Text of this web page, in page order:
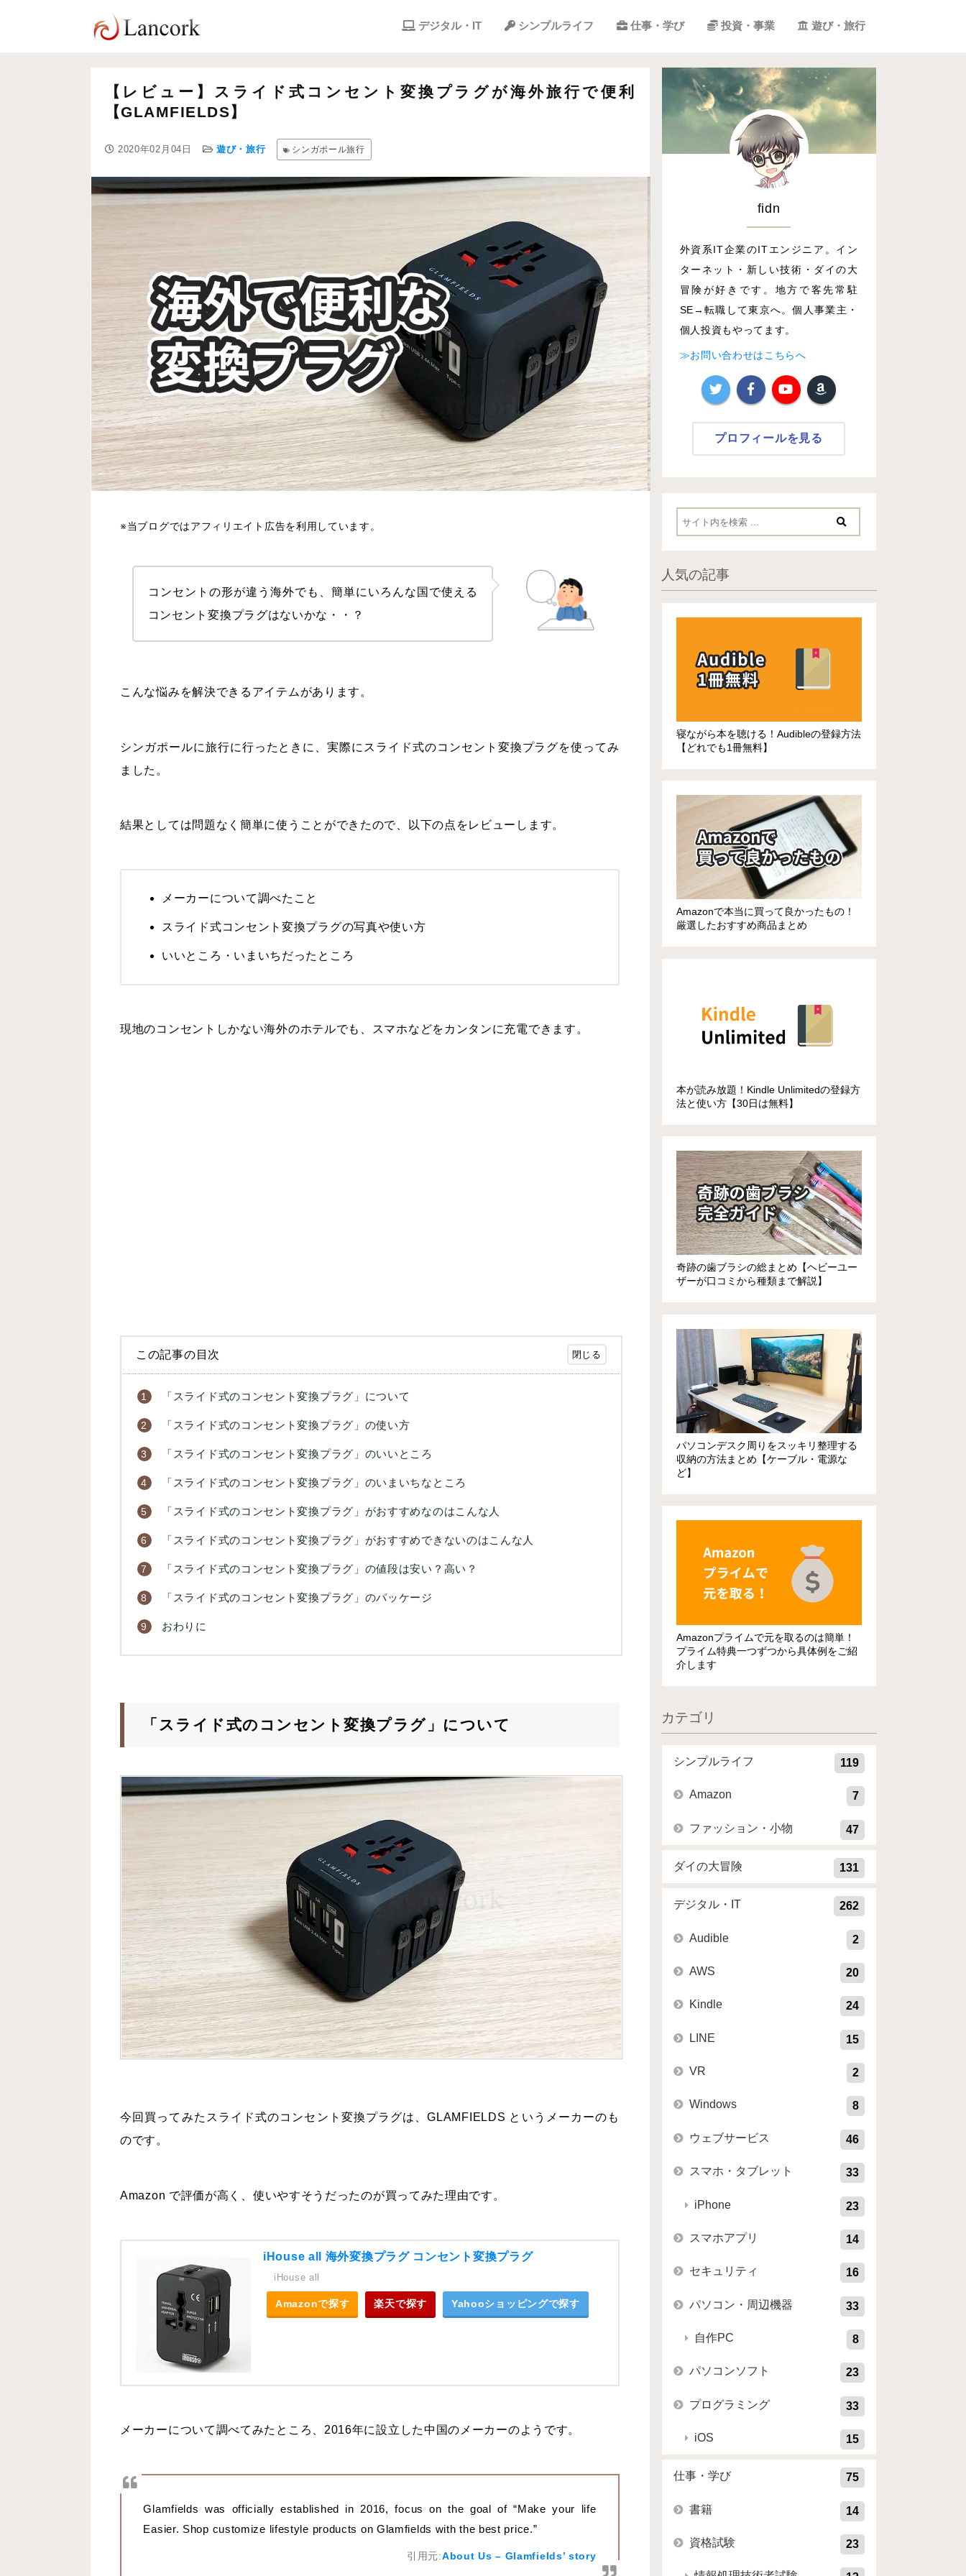
デジタル・IT シンプルライフ 仕事・学び 投資・事業 遊び・旅行
【レビュー】スライド式コンセント変換プラグが海外旅行で便利
【GLAMFIELDS】
2020年02月04日 遊び・旅行 シンガポール旅行
※当ブログではアフィリエイト広告を利用しています。
コンセントの形が違う海外でも、簡単にいろんな国で使える
コンセント変換プラグはないかな・・？
こんな悩みを解決できるアイテムがあります。
シンガポールに旅行に行ったときに、実際にスライド式のコンセント変換プラグを使ってみ
ました。
結果としては問題なく簡単に使うことができたので、以下の点をレビューします。
メーカーについて調べたこと
スライド式コンセント変換プラグの写真や使い方
いいところ・いまいちだったところ
現地のコンセントしかない海外のホテルでも、スマホなどをカンタンに充電できます。
この記事の目次
「スライド式のコンセント変換プラグ」について
「スライド式のコンセント変換プラグ」の使い方
「スライド式のコンセント変換プラグ」のいいところ
「スライド式のコンセント変換プラグ」のいまいちなところ
「スライド式のコンセント変換プラグ」がおすすめなのはこんな人
「スライド式のコンセント変換プラグ」がおすすめできないのはこんな人
「スライド式のコンセント変換プラグ」の値段は安い？高い？
「スライド式のコンセント変換プラグ」のパッケージ
おわりに
「スライド式のコンセント変換プラグ」について
今回買ってみたスライド式のコンセント変換プラグは、GLAMFIELDS というメーカーのも
のです。
Amazon で評価が高く、使いやすそうだったのが買ってみた理由です。
iHouse all 海外変換プラグ コンセント変換プラグ
iHouse all
Amazonで探す 楽天で探す Yahooショッピングで探す
メーカーについて調べてみたところ、2016年に設立した中国のメーカーのようです。
Glamfields was officially established in 2016, focus on the goal of “Make your life
Easier. Shop customize lifestyle products on Glamfields with the best price.”
引用元:About Us – Glamfields’ story
fidn
外資系IT企業のITエンジニア。イン
ターネット・新しい技術・ダイの大
冒険が好きです。地方で客先常駐
SE→転職して東京へ。個人事業主・
個人投資もやってます。
≫お問い合わせはこちらへ
プロフィールを見る
人気の記事
寝ながら本を聴ける！Audibleの登録方法
【どれでも1冊無料】
Amazonで本当に買って良かったもの！
厳選したおすすめ商品まとめ
本が読み放題！Kindle Unlimitedの登録方
法と使い方【30日は無料】
奇跡の歯ブラシの総まとめ【ヘビーユー
ザーが口コミから種類まで解説】
パソコンデスク周りをスッキリ整理する
収納の方法まとめ【ケーブル・電源な
ど】
Amazonプライムで元を取るのは簡単！
プライム特典一つずつから具体例をご紹
介します
カテゴリ
シンプルライフ 119
Amazon 7
ファッション・小物 47
ダイの大冒険 131
デジタル・IT 262
Audible 2
AWS 20
Kindle 24
LINE 15
VR 2
Windows 8
ウェブサービス 46
スマホ・タブレット 33
iPhone 23
スマホアプリ 14
セキュリティ 16
パソコン・周辺機器 33
自作PC 8
パソコンソフト 23
プログラミング 33
iOS 15
仕事・学び 75
書籍 14
資格試験 23